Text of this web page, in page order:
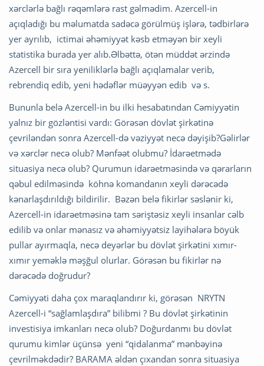
xərclərlə bağlı rəqəmlərə rast gəlmədim. Azercell-in
açıqladığı bu məlumatda sadəcə görülmüş işlərə, tədbirlərə
yer ayrılıb, ictimai əhəmiyyət kəsb etməyən bir xeyli
statistika burada yer alıb.Əlbəttə, ötən müddət ərzində
Azercell bir sıra yeniliklərlə bağlı açıqlamalar verib,
rebrendiq edib, yeni hədəflər müəyyən edib və s.
Bununla belə Azercell-in bu ilki hesabatından Cəmiyyətin
yalnız bir gözləntisi vardı: Görəsən dövlət şirkətinə
çevriləndən sonra Azercell-də vəziyyət necə dəyişib?Gəlirlər
və xərclər necə olub? Mənfəət olubmu? İdarəetmədə
situasiya necə olub? Qurumun idarəetməsində və qərarların
qəbul edilməsində köhnə komandanın xeyli dərəcədə
kənarlaşdırıldığı bildirilir. Bəzən belə fikirlər səslənir ki,
Azercell-in idarəetməsinə tam səriştəsiz xeyli insanlar cəlb
edilib və onlar mənasız və əhəmiyyətsiz layihələrə böyük
pullar ayırmaqla, necə deyərlər bu dövlət şirkətini xımır-
xımır yeməklə məşğul olurlar. Görəsən bu fikirlər nə
dərəcədə doğrudur?
Cəmiyyəti daha çox maraqlandırır ki, görəsən NRYTN
Azercell-i “sağlamlaşdıra” bilibmi ? Bu dövlət şirkətinin
investisiya imkanları necə olub? Doğurdanmı bu dövlət
qurumu kimlər üçünsə yeni “qidalanma” mənbəyinə
çevrilməkdədir? BARAMA əldən çıxandan sonra situasiya